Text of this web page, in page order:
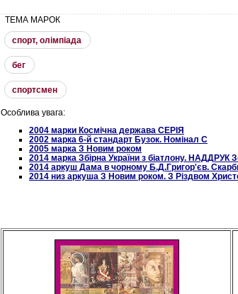
ТЕМА МАРОК
спорт, олiмпiада
бег
спортсмен
Особлива увага:
2004 марки Космічна держава СЕРІЯ
2002 марка 6-й стандарт Бузок. Номінал С
2005 марка З Новим роком
2014 марка Збірна України з біатлону. НАДДРУК
2014 аркуш Дама в чорному Б.Д.Григор'єв.
2014 низ аркуша З Новим роком. З Різдвом